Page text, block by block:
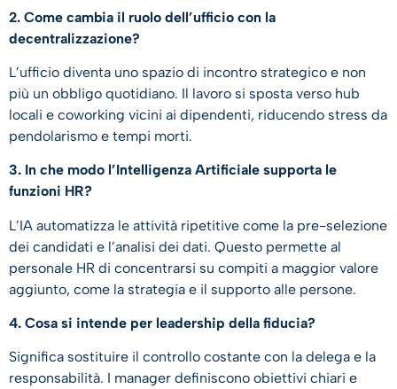
2. Come cambia il ruolo dell’ufficio con la
decentralizzazione?
L’ufficio diventa uno spazio di incontro strategico e non
più un obbligo quotidiano. Il lavoro si sposta verso hub
locali e coworking vicini ai dipendenti, riducendo stress da
pendolarismo e tempi morti.
3. In che modo l’Intelligenza Artificiale supporta le
funzioni HR?
L’IA automatizza le attività ripetitive come la pre-selezione
dei candidati e l’analisi dei dati. Questo permette al
personale HR di concentrarsi su compiti a maggior valore
aggiunto, come la strategia e il supporto alle persone.
4. Cosa si intende per leadership della fiducia?
Significa sostituire il controllo costante con la delega e la
responsabilità. I manager definiscono obiettivi chiari e